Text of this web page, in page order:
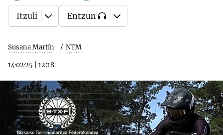
Susana Martín NTM
14·02·25 12:18
Itzuli Entzun